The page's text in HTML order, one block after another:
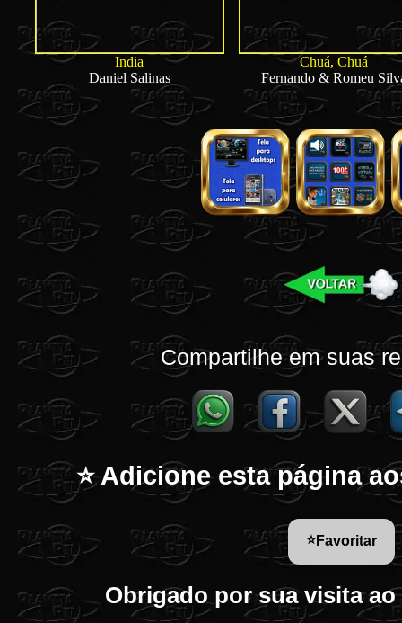
India
Daniel Salinas
Chuá, Chuá
Fernando & Romeu
Compartilhe em suas
⭐ Adicione esta página
⭐Favoritar
Obrigado por sua visita ao